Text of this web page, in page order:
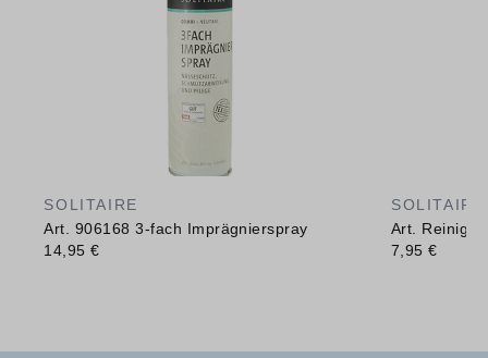
SOLITAIRE
Art. 906168 3-fach Imprägnierspray
14,95 €
SOLITAIRE
Art.
7,95 €